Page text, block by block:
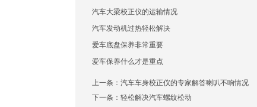
汽车大梁校正仪的运输情况
汽车发动机过热轻松解决
爱车底盘保养非常重要
爱车保养什么才是重点
上一条： 汽车车身校正仪的专家解答喇叭不响情况
下一条： 轻松解决汽车螺纹松动